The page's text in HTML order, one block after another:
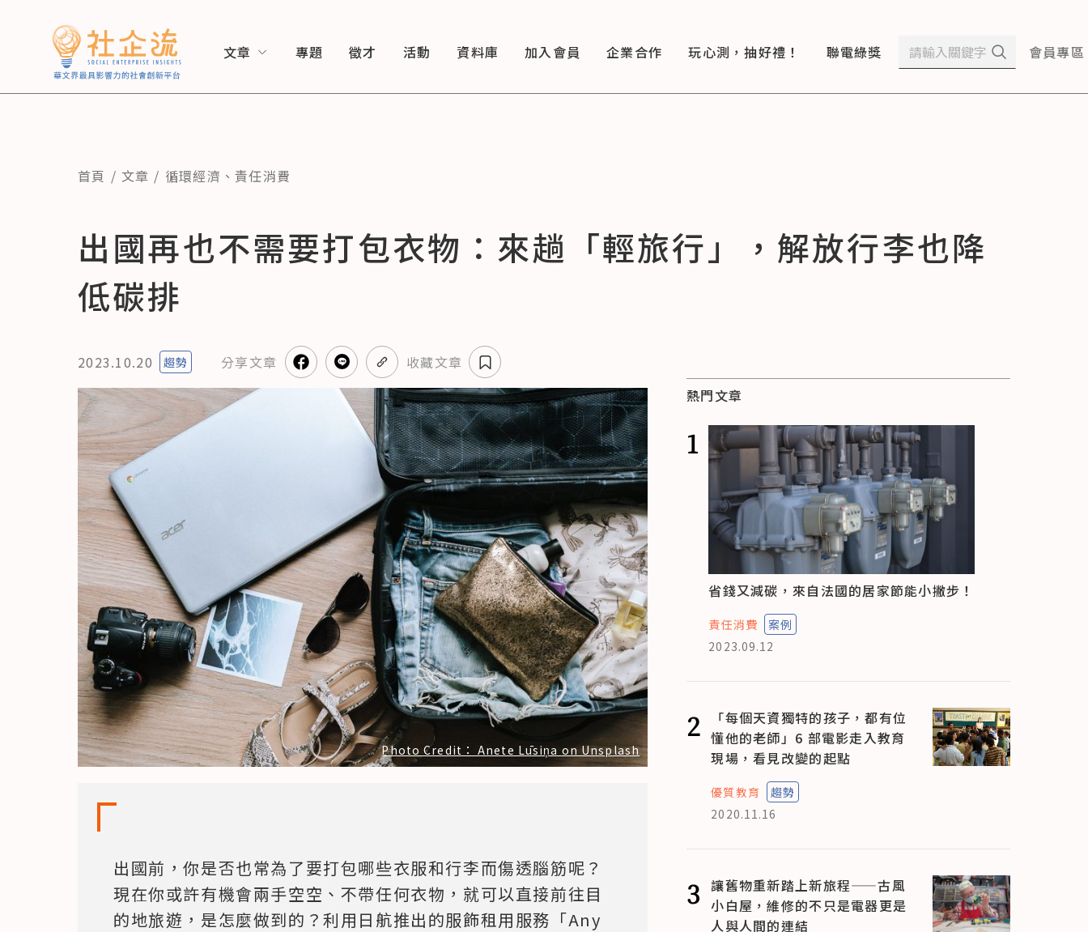
文章 專題 徵才 活動 資料庫 加入會員 企業合作 玩心測，抽好禮！ 聯電綠獎 會員專區
首頁 文章 循環經濟 、責任消費
出國再也不需要打包衣物：來趟「輕旅行」，解放行李也降
低碳排
2023.10.20 趨勢 分享文章 收藏文章
Photo Credit： Anete Lūsiņa on Unsplash
出國前，你是否也常為了要打包哪些衣服和行李而傷透腦筋呢？
現在你或許有機會兩手空空、不帶任何衣物，就可以直接前往目
的地旅遊，是怎麼做到的？利用日航推出的服飾租用服務「Any
熱門文章
1
省錢又減碳，來自法國的居家節能小撇步！
責任消費
案例
2023.09.12
2
「每個天資獨特的孩子，都有位
懂他的老師」6 部電影走入教育
現場，看見改變的起點
優質教育
趨勢
2020.11.16
3
讓舊物重新踏上新旅程——古風
小白屋，維修的不只是電器更是
人與人間的連結